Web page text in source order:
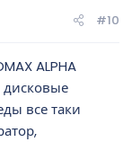
#10
ALPHA
дисковые
все таки